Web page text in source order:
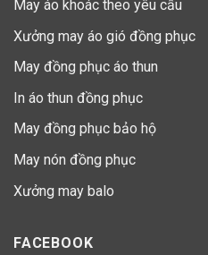
May áo khoác theo yêu cầu
Xưởng may áo gió đồng phục
May đồng phục áo thun
In áo thun đồng phục
May đồng phục bảo hộ
May nón đồng phục
Xưởng may balo
FACEBOOK